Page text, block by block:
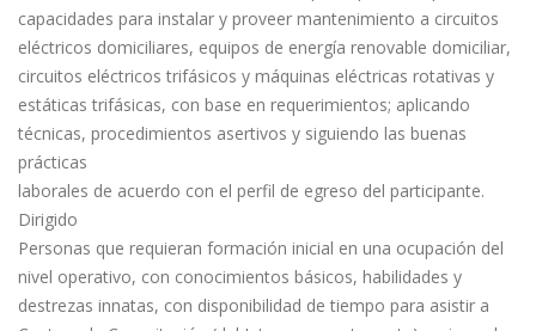
capacidades para instalar y proveer mantenimiento a circuitos
eléctricos domiciliares, equipos de energía renovable domiciliar,
circuitos eléctricos trifásicos y máquinas eléctricas rotativas y
estáticas trifásicas, con base en requerimientos; aplicando
técnicas, procedimientos asertivos y siguiendo las buenas
prácticas
laborales de acuerdo con el perfil de egreso del participante.
Dirigido
Personas que requieran formación inicial en una ocupación del
nivel operativo, con conocimientos básicos, habilidades y
destrezas innatas, con disponibilidad de tiempo para asistir a